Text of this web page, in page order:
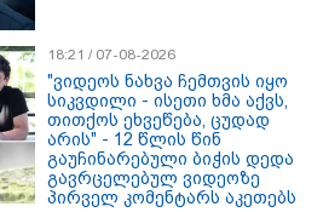
19:03 / 08-08-2026
"მკაცრად ვგმობთ ირაკლი
კობახიძის განცხადებას" -
"კოალიცია ცვლილებისთვის"
16:33 / 08-08-2026
18:21 / 07-08-2026
"ვიდეოს ნახვა ჩემთვის იყო
სიკვდილი - ისეთი ხმა აქვს,
თითქოს ეხვეწება, ცუდად
არის" - 12 წლის წინ
გაუჩინარებული ბიჭის დედა
გავრცელებულ ვიდეოზე
პირველ კომენტარს აკეთებს